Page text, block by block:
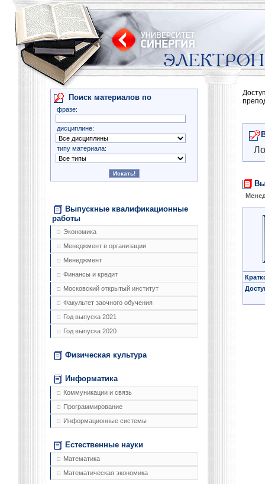
Поиск материалов по
фразе:
дисциплине:
типу материала:
Выпускные квалификационные
работы
Экономика
Менеджмент в организации
Менеджмент
Финансы и кредит
Московский открытый институт
Факультет заочного обучения
Год выпуска 2021
Год выпуска 2020
Физическая культура
Информатика
Коммуникации и связь
Программирование
Информационные системы
Естественные науки
Математика
Математическая экономика